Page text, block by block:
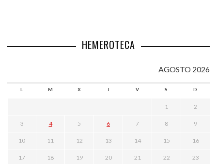
HEMEROTECA
AGOSTO 2026
L M X J V S D
1 2
3 4 5 6 7 8 9
10 11 12 13 14 15 16
17 18 19 20 21 22 23